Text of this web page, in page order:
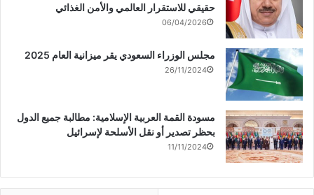
حقيقي للاستقرار العالمي والأمن الغذائي
06/04/2026
مجلس الوزراء السعودي يقر ميزانية العام 2025
26/11/2024
مسودة القمة العربية الإسلامية: مطالبة جميع الدول
بحظر تصدير أو نقل الأسلحة لإسرائيل
11/11/2024